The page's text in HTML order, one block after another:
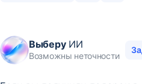
ВыберуИИ
Возможны неточности